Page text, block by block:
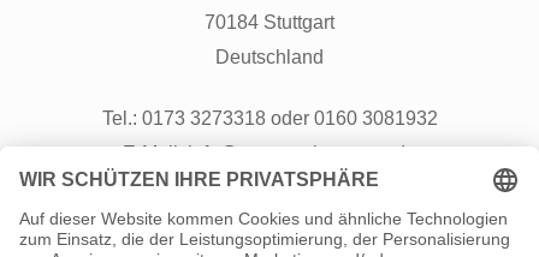
70184 Stuttgart
Deutschland
Tel.: 0173 3273318 oder 0160 3081932
E-Mail: info@neustart-kompass.de
Besuch uns auch aufInstagram